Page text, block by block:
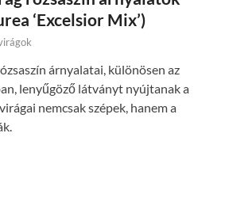
‘Excelsior Mix’)
árnyalatai, különösen az
lenyűgöző látványt nyújtanak a
nemcsak szépek, hanem a